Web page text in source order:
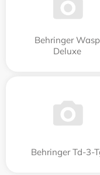
Behringer Wasp
Deluxe
Behringer Td-3-